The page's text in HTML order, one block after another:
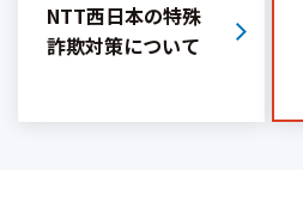
NTT西日本の特殊
詐欺対策について